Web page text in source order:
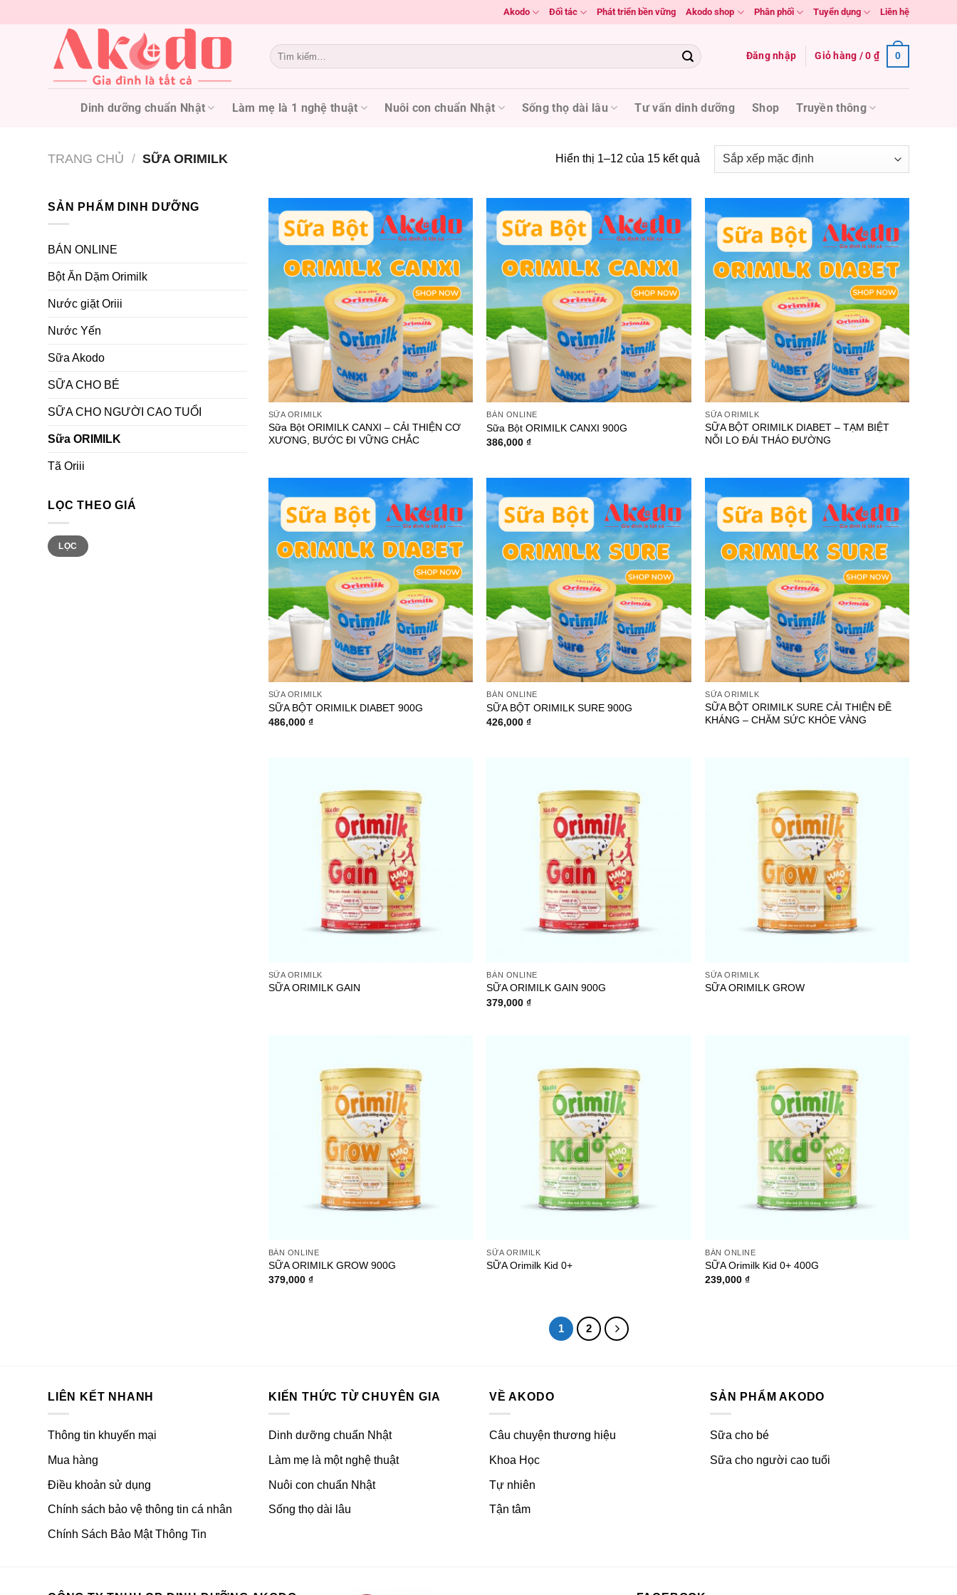
đến
Akodo Đối tác Phát triển bền vững Akodo shop Phân phối Tuyển dụng Liên hệ
Tìm
kiếm:
Đăng nhập Giỏ hàng /0₫ 0
Dinh dưỡng chuẩn Nhật Làm mẹ là 1 nghệ thuật Nuôi con chuẩn Nhật Sống thọ dài lâu Tư vấn dinh dưỡng Shop Truyền thông
TRANG CHỦ / SỮA ORIMILK Hiển thị 1–12 của 15 kết quả
SẢN PHẨM DINH DƯỠNG
BÁN ONLINE
Bột Ăn Dặm Orimilk
Nước giặt Oriii
Nước Yến
Sữa Akodo
SỮA CHO BÉ
SỮA CHO NGƯỜI CAO TUỔI
Sữa ORIMILK
Tã Oriii
LỌC THEO GIÁ
Giá
tối
thiểu
Giá
tối
đa
LỌC
Add to
wishlist
SỮA ORIMILK
Sữa Bột ORIMILK CANXI – CẢI THIỆN CƠ
XƯƠNG, BƯỚC ĐI VỮNG CHẮC
Add to
wishlist
BÁN ONLINE
Sữa Bột ORIMILK CANXI 900G
386,000₫
Add to
wishlist
SỮA ORIMILK
SỮA BỘT ORIMILK DIABET – TẠM BIỆT
NỖI LO ĐÁI THÁO ĐƯỜNG
Add to
wishlist
SỮA ORIMILK
SỮA BỘT ORIMILK DIABET 900G
486,000 ₫
Add to
wishlist
BÁN ONLINE
SỮA BỘT ORIMILK SURE 900G
426,000₫
Add to
wishlist
SỮA ORIMILK
SỮA BỘT ORIMILK SURE CẢI THIỆN ĐỀ
KHÁNG – CHĂM SỨC KHỎE VÀNG
SỮA ORIMILK
SỮA ORIMILK GAIN
BÁN ONLINE
SỮA ORIMILK GAIN 900G
379,000₫
SỮA ORIMILK
SỮA ORIMILK GROW
BÁN ONLINE
SỮA ORIMILK GROW 900G
379,000 ₫
SỮA ORIMILK
SỮA Orimilk Kid 0+
BÁN ONLINE
SỮA Orimilk Kid 0+ 400G
239,000₫
1 2
LIÊN KẾT NHANH
Thông tin khuyến mại
Mua hàng
Điều khoản sử dụng
Chính sách bảo vệ thông tin cá nhân
Chính Sách Bảo Mật Thông Tin
KIẾN THỨC TỪ CHUYÊN GIA
Dinh dưỡng chuẩn Nhật
Làm mẹ là một nghệ thuật
Nuôi con chuẩn Nhật
Sống thọ dài lâu
VỀ AKODO
Câu chuyện thương hiệu
Khoa Học
Tự nhiên
Tận tâm
SẢN PHẨM AKODO
Sữa cho bé
Sữa cho người cao tuổi